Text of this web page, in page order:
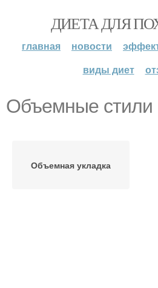
ДИЕТА ДЛЯ
главная новости
виды диет
Объемные стили
Объемная укладка